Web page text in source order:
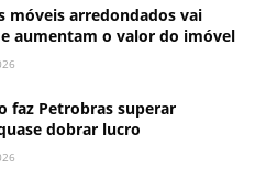
móveis arredondados vai
aumentam o valor do imóvel
faz Petrobras superar
dobrar lucro